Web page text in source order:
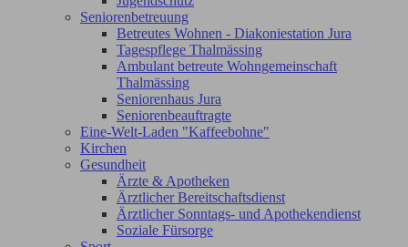
Seniorenbetreuung
Betreutes Wohnen - Diakoniestation Jura
Tagespflege Thalmässing
Ambulant betreute Wohngemeinschaft
Thalmässing
Seniorenhaus Jura
Seniorenbeauftragte
Eine-Welt-Laden "Kaffeebohne"
Kirchen
Gesundheit
Ärzte & Apotheken
Ärztlicher Bereitschaftsdienst
Ärztlicher Sonntags- und Apothekendienst
Soziale Fürsorge